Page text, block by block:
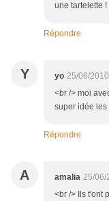
une tartelette
Répondre
Y yo 25/06/
<br /> moi
super idée les
Répondre
A amalia 25/06/
<br /> Ils t'ont